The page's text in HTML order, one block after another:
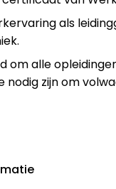
als
om alle
nodig zijn om